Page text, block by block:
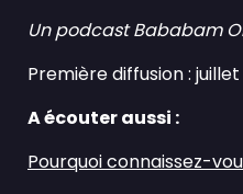
Un podcast Bababam
Première diffusion :
A écouter aussi :
⁠Pourquoi connaissez-